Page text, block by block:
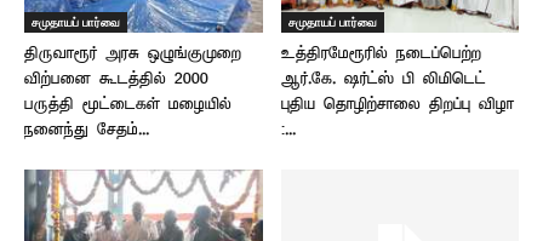
சமுதாயப் பார்வை
திருவாரூர் அரசு ஒழுங்குமுறை
விற்பனை கூடத்தில் 2000
பருத்தி மூட்டைகள் மழையில்
நனைந்து சேதம்...
சமுதாயப் பார்வை
உத்திரமேரூரில் நடைப்பெற்ற
ஆர்.கே. ஷர்ட்ஸ் பி லிமிடெட்
புதிய தொழிற்சாலை திறப்பு விழா
:...